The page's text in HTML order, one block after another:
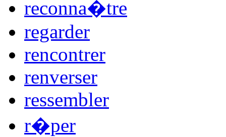
reconna�tre
regarder
rencontrer
renverser
ressembler
r�per